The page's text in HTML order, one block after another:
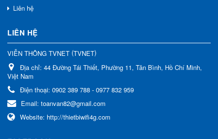
Liên hệ
LIÊN HỆ
VIỄN THÔNG TVNET (TVNET)
Địa chỉ: 44 Đường Tái Thiết, Phường 11, Tân Bình, Hồ Chí Minh,
Việt Nam
Điện thoại: 0902 389 788 - 0977 832 959
Email: toanvan82@gmail.com
Website: http://thietbiwifi4g.com